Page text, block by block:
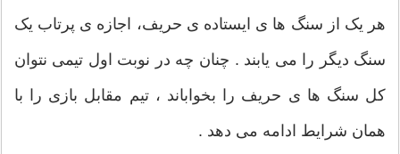
هر یک از سنگ ها ی ایستاده ی حریف، اجازه ی پرتاب یک
سنگ دیگر را می یابند . چنان چه در نوبت اول تیمی نتوان
کل سنگ ها ی حریف را بخواباند ، تیم مقابل بازی را با
همان شرایط ادامه می دهد .